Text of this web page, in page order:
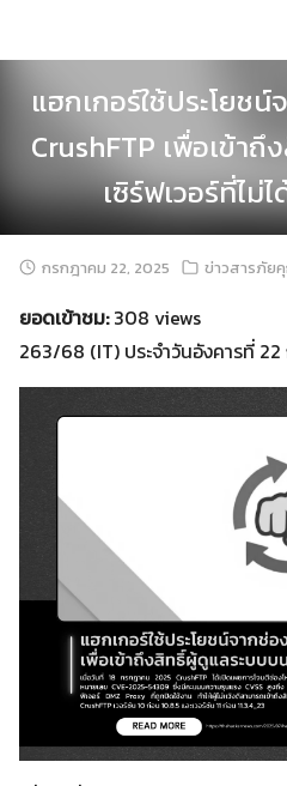
แฮกเกอร์ใช้ประโยช
CrushFTP เพื่อเข้า
เซิร์ฟเวอร์ที่ไม่
กรกฎาคม 22, 2025 ข่าวสารภัย
ยอดเข้าชม:308 views
263/68 (IT) ประจำวันอังคารที่